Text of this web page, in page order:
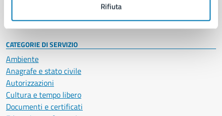
Rifiuta
Intranet, posta aziendale e protocollo
CATEGORIE DI SERVIZIO
Ambiente
Anagrafe e stato civile
Autorizzazioni
Cultura e tempo libero
Documenti e certificati